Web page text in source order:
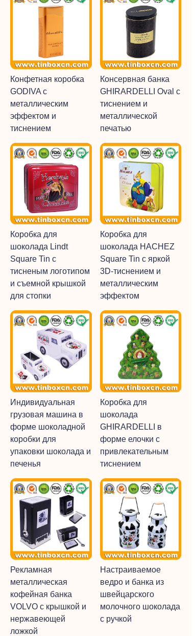
Конфетная коробка
GODIVA с
металлическим
эффектом и
тиснением
Консервная банка
GHIRARDELLI Oval с
тиснением и
металлической
печатью
Коробка для
шоколада Lindt
Square Tin с
тисненым логотипом
и съемной крышкой
для стопки
Коробка для
шоколада HACHEZ
Square Tin с яркой
3D-тиснением и
металлическим
эффектом
Индивидуальная
грузовая машина в
форме шоколадной
коробки для
упаковки шоколада и
печенья
Коробка для
шоколада
GHIRARDELLI в
форме елочки с
привлекательным
тиснением
Рекламная
металлическая
кофейная банка
VOLVO с крышкой и
нержавеющей
ложкой
Настраиваемое
ведро и банка из
швейцарского
молочного шоколада
с ручкой